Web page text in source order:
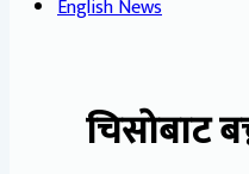
English News
चिसोबाट